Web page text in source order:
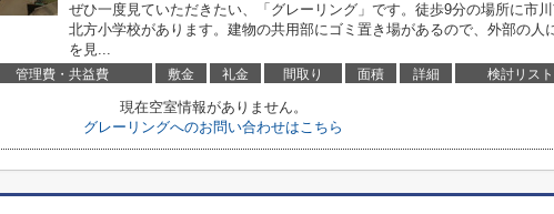
ぜひ一度見ていただきたい、「グレーリング」です。徒歩9分の場所に市
北方小学校があります。建物の共用部にゴミ置き場があるので、外部の人
を見...
管理費・共益費 敷金 礼金 間取り 面積 詳細 検討リスト
現在空室情報がありません。
グレーリングへのお問い合わせはこちら